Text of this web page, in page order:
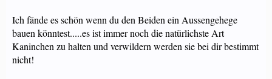
Ich fände es schön wenn du den Beiden ein Aussengehege
bauen könntest.....es ist immer noch die natürlichste Art
Kaninchen zu halten und verwildern werden sie bei dir bestimmt
nicht!